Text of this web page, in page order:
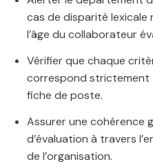
cas de disparité lexicale
l’âge du collaborateur
Vérifier que chaque
correspond strictement
fiche de poste.
Assurer une cohérence
d’évaluation à travers
de l’organisation.